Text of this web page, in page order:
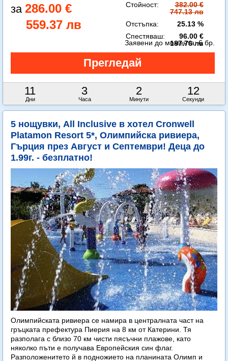
286.00 €
559.37 лв
Стойност:
382.00 €
747.13 лв
Отстъпка:
25.13 %
Спестяваш:
96.00 €
187.76 лв
11
Дни
3
Часа
2
Минути
10
Секунди
Заявени до момента:6 бр.
5 нощувки, All Inclusive в хотел Cronwell
Platamon Resort 5*, Олимпийска ривиера,
Гърция през Август и Септември! Деца до
1.99г. - безплатно!
Олимпийската ривиера се намира в централната част на
гръцката префектура Пиерия на 8 км от Катерини. Тя
разполага с близо 70 км чисти пясъчни плажове, като
няколко пъти е получава Европейския син флаг.
Разположенитето й в подножието на планината Олимп и